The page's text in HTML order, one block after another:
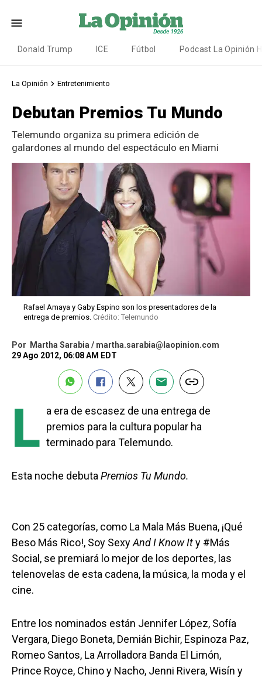
Donald Trump ICE Fútbol Podcast La Opinión
La Opinión Entretenimiento
Debutan Premios Tu Mundo
Telemundo organiza su primera edición de
galardones al mundo del espectáculo en Miami
Rafael Amaya y Gaby Espino son los presentadores de la
entrega de premios. Crédito: Telemundo
Por
Martha Sarabia / martha.sarabia@laopinion.com
29 Ago 2012, 06:08 AM EDT
L a era de escasez de una entrega de
premios para la cultura popular ha
terminado para Telemundo.
Esta noche debutaPremios Tu Mundo.
Con 25 categorías, como La Mala Más Buena, ¡Qué
Beso Más Rico!, Soy SexyAnd I Know Ity #Más
Social, se premiará lo mejor de los deportes, las
telenovelas de esta cadena, la música, la moda y el
cine.
Entre los nominados están Jennifer López, Sofía
Vergara, Diego Boneta, Demián Bichir, Espinoza Paz,
Romeo Santos, La Arrolladora Banda El Limón,
Prince Royce, Chino y Nacho, Jenni Rivera, Wisín y